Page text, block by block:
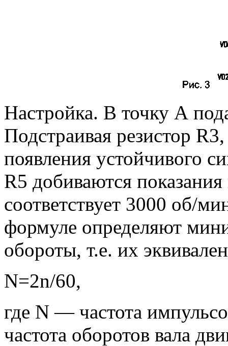
Настройка. В точку А
Подстраивая резистор
появления устойчивого
R5 добиваются
соответствует 3000 об/
формуле определяют
обороты, т.е. их
N=2n/60,
где N — частота
частота оборотов вала